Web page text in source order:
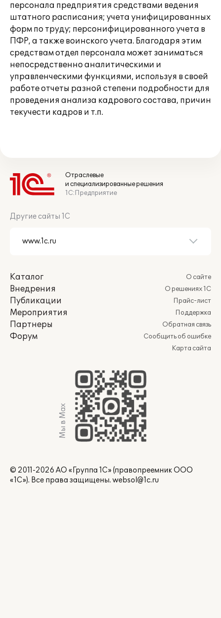
персонала предприятия средствами ведения
штатного расписания; учета унифицированных
форм по труду; персонифицированного учета в
ПФР, а также воинского учета. Благодаря этим
средствам отдел персонала может заниматься
непосредственно аналитическими и
управленческими функциями, используя в своей
работе отчеты разной степени подробности для
проведения анализа кадрового состава, причин
текучести кадров и т.п.
Отраслевые
и специализированные решения
1С:Предприятие
Другие сайты 1С
Каталог
Внедрения
Публикации
Мероприятия
Партнеры
Форум
О сайте
О решениях 1С
Прайс-лист
Поддержка
Обратная связь
Сообщить об ошибке
Карта сайта
Мы в Max
© 2011-2026 АО «Группа 1С» (правопреемник ООО
«1С»). Все права защищены. websol@1c.ru